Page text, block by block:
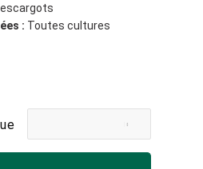
: Toutes cultures